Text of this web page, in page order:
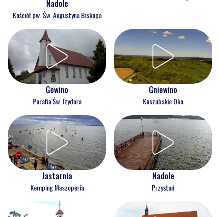
Nadole
Kościół pw. Św. Augustyna Biskupa
Gowino
Parafia Św. Izydora
Gniewino
Kaszubskie Oko
Jastarnia
Kemping Maszoperia
Nadole
Przystań